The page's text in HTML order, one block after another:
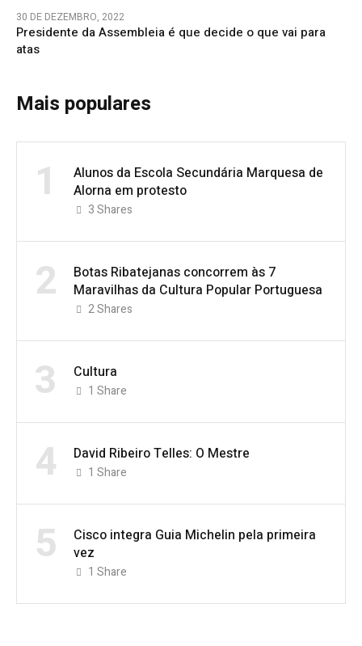
30 DE DEZEMBRO, 2022
Presidente da Assembleia é que decide o que vai para
atas
Mais populares
1
Alunos da Escola Secundária Marquesa de
Alorna em protesto
3Shares
2
Botas Ribatejanas concorrem às 7
Maravilhas da Cultura Popular Portuguesa
2Shares
3 Cultura
1 Share
4 David Ribeiro Telles: O Mestre
1 Share
5
Cisco integra Guia Michelin pela primeira
vez
1 Share